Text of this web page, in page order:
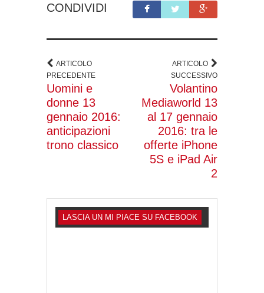
CONDIVIDI
ARTICOLO
PRECEDENTE
Uomini e
donne 13
gennaio 2016:
anticipazioni
trono classico
ARTICOLO
SUCCESSIVO
Volantino
Mediaworld 13
al 17 gennaio
2016: tra le
offerte iPhone
5S e iPad Air
2
LASCIA UN MI PIACE SU FACEBOOK